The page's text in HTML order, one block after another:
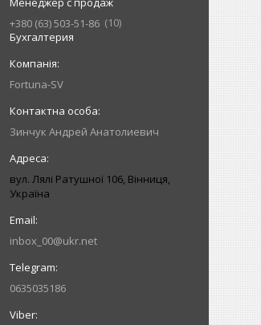
+380 (63) 503-51-86
10
Бухгалтерия
Fortuna-SV
Зинчук Андрей Анатолиевич
вул. Лялі Ратушної 106, Вінниця,
Україна
inbox_00@ukr.net
0635035186